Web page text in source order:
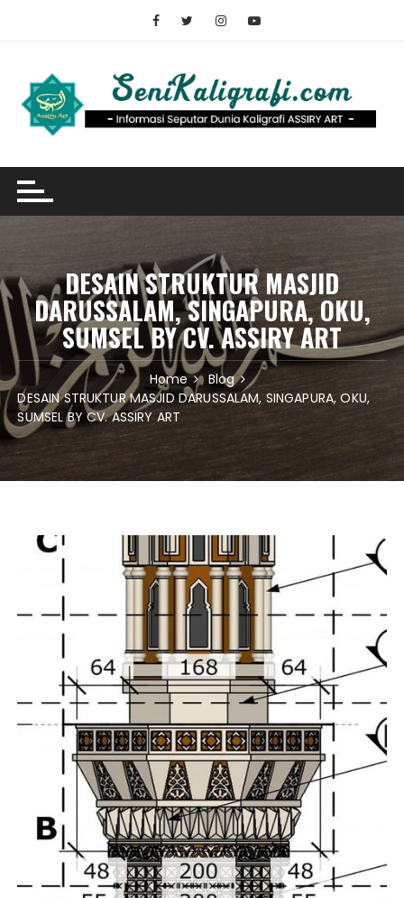
DESAIN STRUKTUR MASJID
DARUSSALAM, SINGAPURA, OKU,
SUMSEL BY CV. ASSIRY ART
Home
Blog
DESAIN STRUKTUR MASJID DARUSSALAM, SINGAPURA, OKU,
SUMSEL BY CV. ASSIRY ART